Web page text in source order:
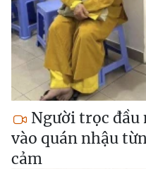
Người trọc đầu
vào quán nhậu
cảm